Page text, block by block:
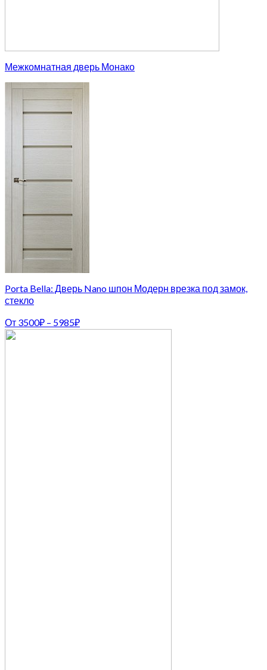
Межкомнатная дверь Монако
Porta Bella: Дверь Nano шпон Модерн врезка под замок,
стекло
От 3500₽ – 5985₽